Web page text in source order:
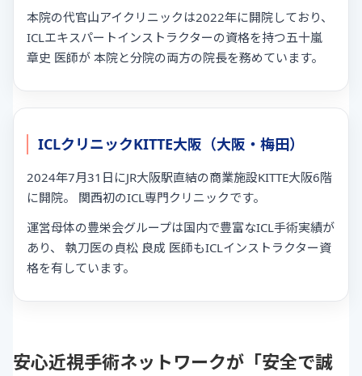
本院の代官山アイクリニックは2022年に開院しており、
ICLエキスパートインストラクターの資格を持つ五十嵐
章史 医師が 本院と分院の両方の院長を務めています。
ICLクリニックKITTE大阪（大阪・梅田）
2024年7月31日にJR大阪駅直結の商業施設KITTE大阪6階
に開院。 関西初のICL専門クリニックです。
運営母体の豊栄会グループは国内で豊富なICL手術実績が
あり、 執刀医の貞松 良成 医師もICLインストラクター資
格を有しています。
安心近視手術ネットワークが「安全で誠